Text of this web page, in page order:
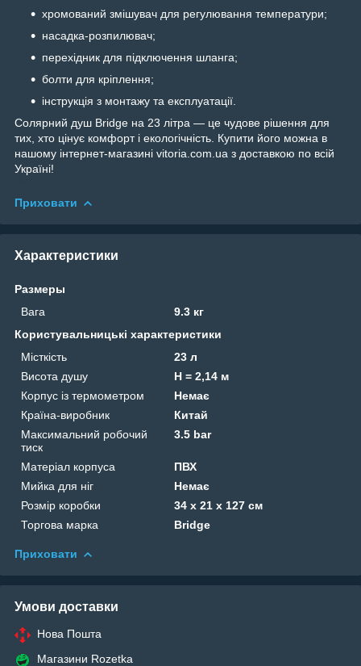
хромований змішувач для регулювання температури;
насадка-розпилювач;
перехідник для підключення шланга;
болти для кріплення;
інструкція з монтажу та експлуатації.
Солярний душ Bridge на 23 літра — це чудове рішення для
тих, хто цінує комфорт і екологічність. Купити його можна в
нашому інтернет-магазині vitoria.com.ua з доставкою по всій
Україні!
Приховати
Характеристики
Размеры
Вага
9.3 кг
Користувальницькі характеристики
Місткість
23 л
Висота душу
H = 2,14 м
Корпус із термометром
Немає
Країна-виробник
Китай
Максимальний робочий
тиск
3.5 bar
Матеріал корпуса
ПВХ
Мийка для ніг
Немає
Розмір коробки
34 x 21 x 127 см
Торгова марка
Bridge
Приховати
Умови доставки
Нова Пошта
Магазини Rozetka